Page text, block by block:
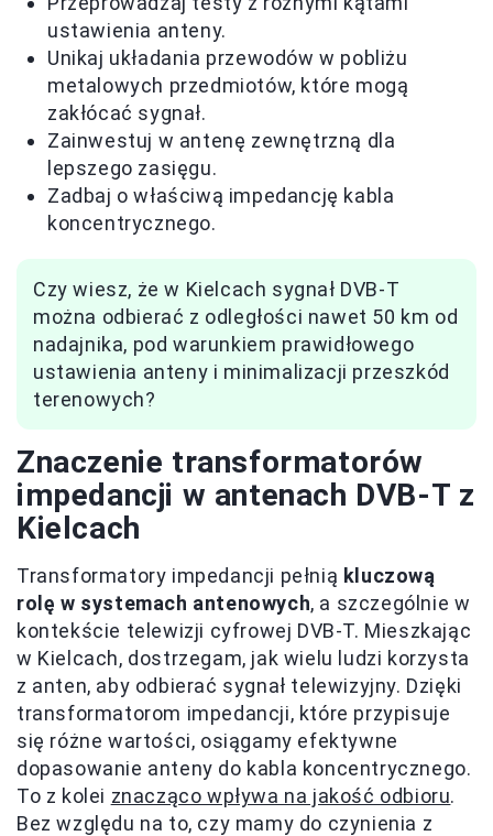
ustawienia anteny.
Unikaj układania przewodów w pobliżu
metalowych przedmiotów, które mogą
zakłócać sygnał.
Zainwestuj w antenę zewnętrzną dla
lepszego zasięgu.
Zadbaj o właściwą impedancję kabla
koncentrycznego.
Czy wiesz, że w Kielcach sygnał DVB-T
można odbierać z odległości nawet 50 km od
nadajnika, pod warunkiem prawidłowego
ustawienia anteny i minimalizacji przeszkód
terenowych?
Znaczenie transformatorów
impedancji w antenach DVB-T z
Kielcach
Transformatory impedancji pełnią kluczową
rolę w systemach antenowych, a szczególnie w
kontekście telewizji cyfrowej DVB-T. Mieszkając
w Kielcach, dostrzegam, jak wielu ludzi korzysta
z anten, aby odbierać sygnał telewizyjny. Dzięki
transformatorom impedancji, które przypisuje
się różne wartości, osiągamy efektywne
dopasowanie anteny do kabla koncentrycznego.
To z kolei znacząco wpływa na jakość odbioru.
Bez względu na to, czy mamy do czynienia z